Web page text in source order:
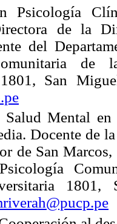
Psicología
de la
del
de
1801, San
Salud Mental en
Docente de
de San